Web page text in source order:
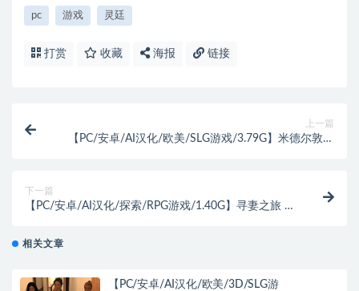
pc 游戏 灵廷
打赏 收藏 海报 链接
上一篇
【PC/安卓/AI汉化/欧美/SLG游戏/3.79G】米德尔敦的
下一篇
【PC/安卓/AI汉化/探索/RPG游戏/1.40G】寻妻之旅 ～
相关文章
【PC/安卓/AI汉化/欧美/3D/SLG游